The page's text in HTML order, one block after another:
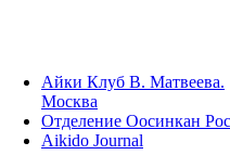
Айки Клуб В. Матвеева.
Москва
Отделение Оосинкан
Aikido Journal